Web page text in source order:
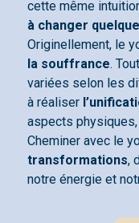
cette même
à changer
Originellement, le
la souffrance.
variées selon les
à réaliser
aspects
Cheminer avec le
transformations,
notre énergie et